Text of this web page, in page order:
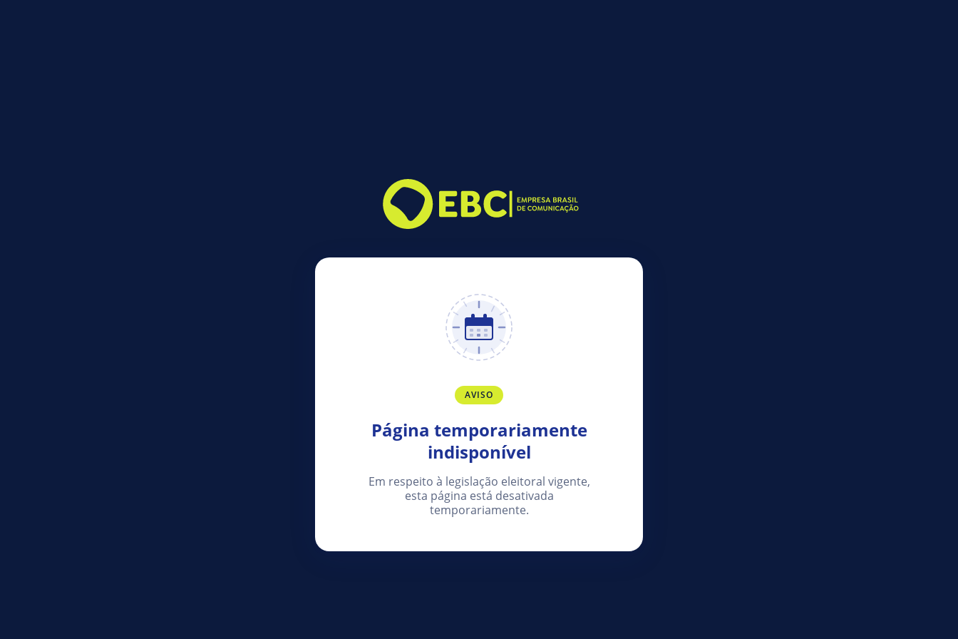
AVISO
Página temporariamente
indisponível
Em respeito à legislação eleitoral vigente,
esta página está desativada
temporariamente.